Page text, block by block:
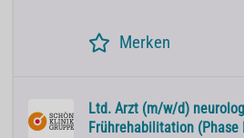
Merken
Ltd. Arzt (m/w/d)
Frührehabilitation (Phase